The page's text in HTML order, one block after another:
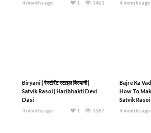
4 months ago 1461
1 4 months ago
Biryani | रेस्टोरेंट स्टाइल बिरयानी |
Satvik Rasoi | Haribhakti Devi
Dasi
4 months ago 1587
1
Bajre Ka
How To
Satvik Rasoi
4 months ago